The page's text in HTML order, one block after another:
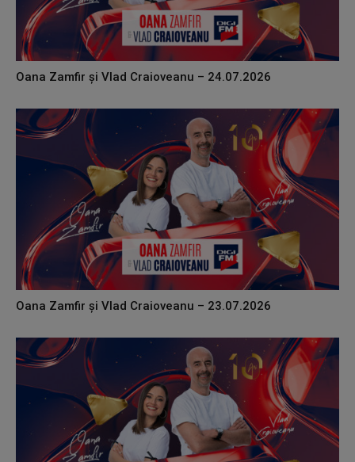
Oana Zamfir și Vlad Craioveanu – 24.07.2026
Oana Zamfir și Vlad Craioveanu – 23.07.2026